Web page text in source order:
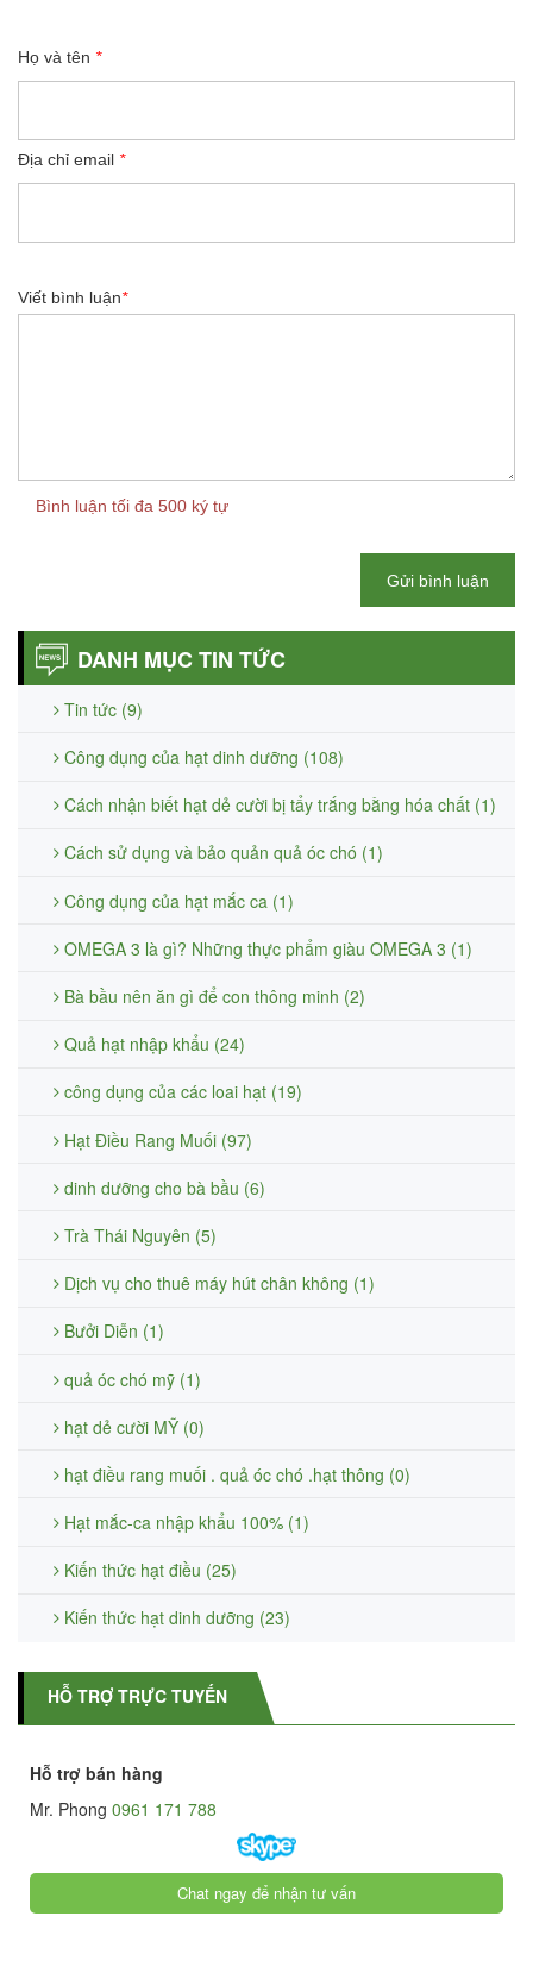
Họ và tên *
Địa chỉ email *
Viết bình luận*
Bình luận tối đa 500 ký tự
Gửi bình luận
DANH MỤC TIN TỨC
Tin tức (9)
Công dụng của hạt dinh dưỡng (108)
Cách nhận biết hạt dẻ cười bị tẩy trắng bằng hóa chất (1)
Cách sử dụng và bảo quản quả óc chó (1)
Công dụng của hạt mắc ca (1)
OMEGA 3 là gì? Những thực phẩm giàu OMEGA 3 (1)
Bà bầu nên ăn gì để con thông minh (2)
Quả hạt nhập khẩu (24)
công dụng của các loai hạt (19)
Hạt Điều Rang Muối (97)
dinh dưỡng cho bà bầu (6)
Trà Thái Nguyên (5)
Dịch vụ cho thuê máy hút chân không (1)
Bưởi Diễn (1)
quả óc chó mỹ (1)
hạt dẻ cười MỸ (0)
hạt điều rang muối . quả óc chó .hạt thông (0)
Hạt mắc-ca nhập khẩu 100% (1)
Kiến thức hạt điều (25)
Kiến thức hạt dinh dưỡng (23)
HỖ TRỢ TRỰC TUYẾN
Hỗ trợ bán hàng
Mr. Phong 0961 171 788
Chat ngay để nhận tư vấn